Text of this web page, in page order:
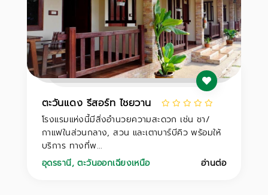
ตะวันแดง รีสอร์ท ไชยวาน
โรงแรมแห่งนี้มีสิ่งอำนวยความสะดวก เช่น ชา/
กาแฟในส่วนกลาง, สวน และเตาบาร์บีคิว พร้อมให้
บริการ ทางที่พ...
อุดรธานี,ตะวันออกเฉียงเหนือ อ่านต่อ